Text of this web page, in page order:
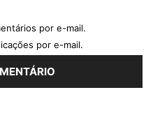
por e-mail.
por e-mail.